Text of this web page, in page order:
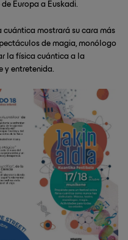
Europa a Euskadi.
cuántica mostrará su cara más
de magia, monólogo
la física cuántica a la
y entretenida.